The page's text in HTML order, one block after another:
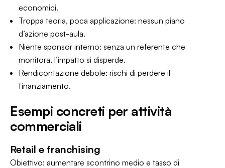
economici.
Troppa teoria, poca applicazione: nessun piano
d’azione post-aula.
Niente sponsor interno: senza un referente che
monitora, l’impatto si disperde.
Rendicontazione debole: rischi di perdere il
finanziamento.
Esempi concreti per attività
commerciali
Retail e franchising
Obiettivo: aumentare scontrino medio e tasso di